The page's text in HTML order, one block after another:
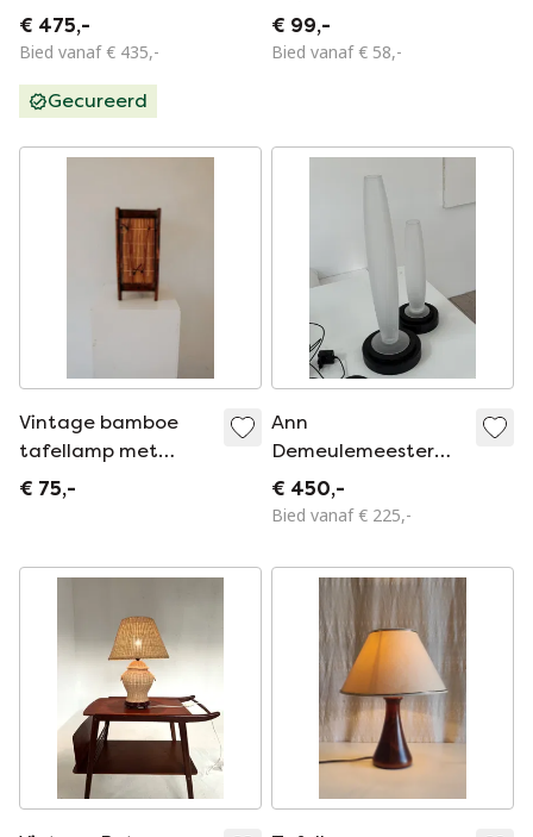
Leuchten ‘70
€ 475,-
Bied vanaf € 435,-
Gecureerd
globe lamp, Paul
Oestergaard, jaren
€ 99,-
Bied vanaf € 58,-
Vintage bamboe
tafellamp met
rietpanelen, jaren
€ 75,-
Ann
Demeulemeester
Lampen
€ 450,-
Bied vanaf € 225,-